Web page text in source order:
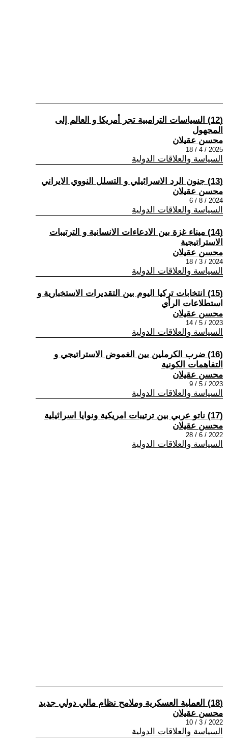
(12) السياسات الترامبية تجر أمريكا و العالم إلى
المجهول
محسن عقيلان
2025 / 4 / 18
السياسة والعلاقات الدولية
(13) جنون الرد الاسرائيلي و التسلل النووي الايراني
محسن عقيلان
2024 / 8 / 6
السياسة والعلاقات الدولية
(14) ميناء غزة بين الادعاءات الانسانية و الترتيبات
الاستراتيجية
محسن عقيلان
2024 / 3 / 18
السياسة والعلاقات الدولية
(15) انتخابات تركيا اليوم بين التقديرات الاستخبارية و
استطلاعات الرأي
محسن عقيلان
2023 / 5 / 14
السياسة والعلاقات الدولية
(16) ضرب الكرملين بين الغموض الاستراتيجي و
التفاهمات الكونية
محسن عقيلان
2023 / 5 / 9
السياسة والعلاقات الدولية
(17) ناتو عربي بين ترتيبات امريكية ونوايا اسرائيلية
محسن عقيلان
2022 / 6 / 28
السياسة والعلاقات الدولية
(18) العملية العسكرية وملامح نظام مالي دولي جديد
محسن عقيلان
2022 / 3 / 10
السياسة والعلاقات الدولية